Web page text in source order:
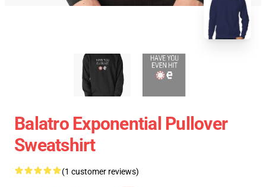
Balatro Exponential Pullover
Sweatshirt
(1 customer reviews)